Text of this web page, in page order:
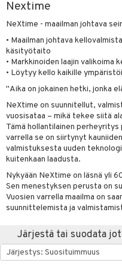
Nextime
NeXtime - maailman johtava
• Maailman johtava
käsityötaito
• Markkinoiden laajin valikoima
• Löytyy kello kaikille
"Aika on jokainen hetki, jonka
NeXtime on suunnitellut,
vuosisataa – mikä tekee siitä
Tämä hollantilainen
varrella se on siirtynyt
valmistuksesta uuden
kuitenkaan laadusta.
Nykyään NeXtime on läsnä yli
Sen menestyksen perusta on
Vuosien varrella maailma on
suunnittelemista ja
Järjestä tai suodata
& Sähkövatkaimet
koneet
& Cocktailasit
& Aveclasit
& Konjakkilasit
lautaset
Kattilat
Maustemyllyt
/ Outdoor
& Kulhot
Leivontavuoat
& Tyynyliinat
& Peitot
& Korit
& Veistokset
Art
& Lyhdyt
& Hyllyt
& Koukut
& Korit
tekstiilit
tekstiilit
tekstiilit
& Tyynyliinat
& Peitot
hyönteissuoja
ruokinta
& Lyhdyt
& vastauksia